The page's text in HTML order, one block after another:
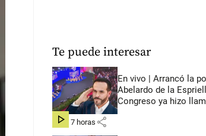
Te puede interesar
En vivo | Arrancó la
Abelardo de la
Congreso ya hizo
hace 7 horas share